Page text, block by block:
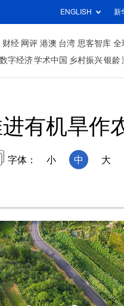
ENGLISH 新
财经 网评 港澳 台湾 思客智库 全
数字经济学术中国 乡村振兴银龄
有机旱作
字体： 小 中 大